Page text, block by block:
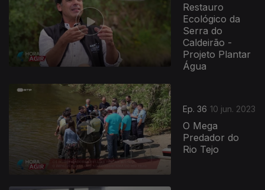
Restauro
Ecológico da
Serra do
Caldeirão -
Projeto Plantar
Água
Ep. 36 10 jun. 2023
O Mega
Predador do
Rio Tejo